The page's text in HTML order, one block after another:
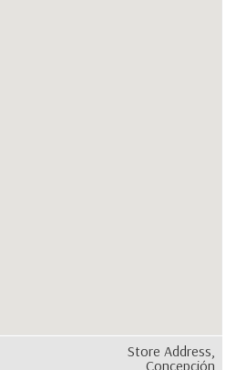
Store Address,
Concepción